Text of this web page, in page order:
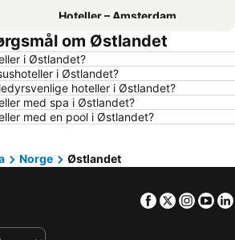
Hoteller – Amsterdam
Hoteller – Lübeck
Hoteller – Budapest
Hoteller – Málaga
Hoteller – Gdańsk
Hoteller – Region Nordjylland
Hoteller – Region Sjælland
om Østlandet
i Østlandet?
i Østlandet?
hoteller i Østlandet?
med spa i Østlandet?
med en pool i Østlandet?
Norge Østlandet
Facebook
Twitter